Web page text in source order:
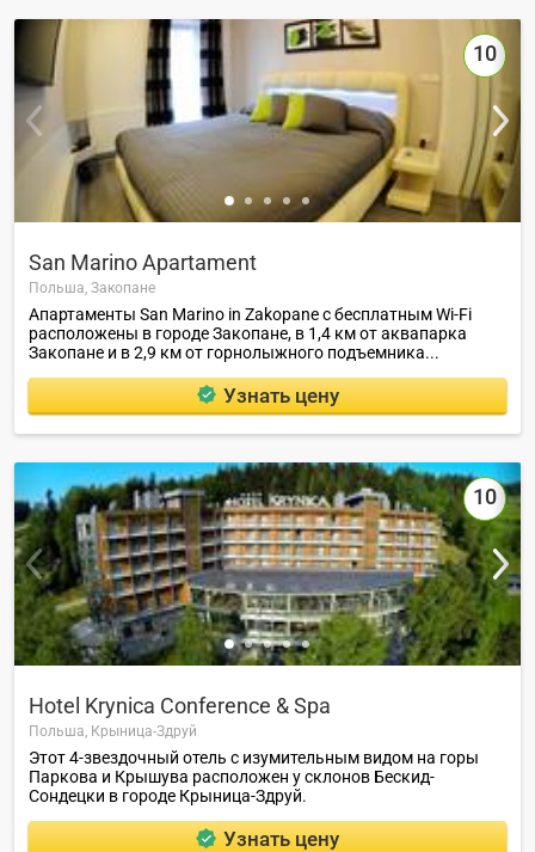
10
San Marino Apartament
Польша, Закопане
Апартаменты San Marino in Zakopane с бесплатным Wi-Fi
расположены в городе Закопане, в 1,4 км от аквапарка
Закопане и в 2,9 км от горнолыжного подъемника...
Узнать цену
10
Hotel Krynica Conference & Spa
Польша, Крыница-Здруй
Этот 4-звездочный отель с изумительным видом на горы
Паркова и Крышува расположен у склонов Бескид-
Сондецки в городе Крыница-Здруй.
Узнать цену